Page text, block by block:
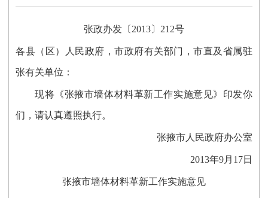
张政办发〔2013〕212号
各县（区）人民政府，市政府有关部门，市直及省属驻
张有关单位：
现将《张掖市墙体材料革新工作实施意见》印发你
们，请认真遵照执行。
张掖市人民政府办公室
2013年9月17日
张掖市墙体材料革新工作实施意见